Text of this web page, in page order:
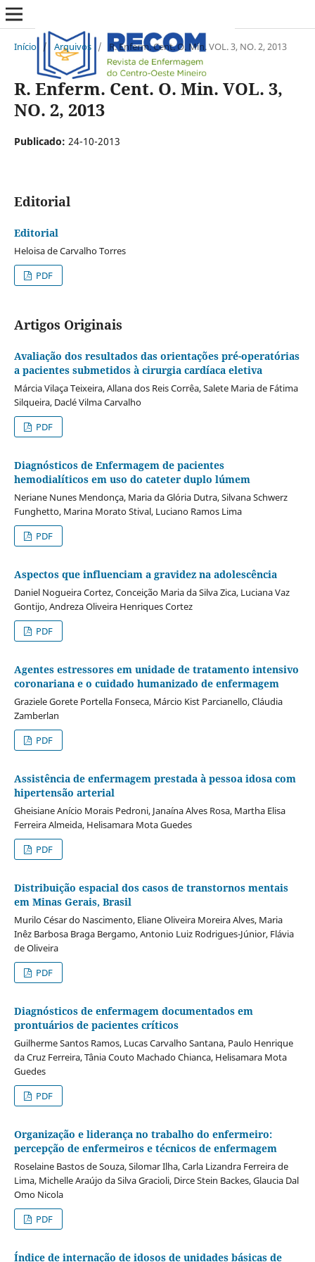
Início / Arquivos / R. Enferm. Cent. O. Min. VOL. 3, NO. 2, 2013
R. Enferm. Cent. O. Min. VOL. 3,
NO. 2, 2013
Publicado: 24-10-2013
Editorial
Editorial
Heloisa de Carvalho Torres
PDF
Artigos Originais
Avaliação dos resultados das orientações pré-operatórias
a pacientes submetidos à cirurgia cardíaca eletiva
Márcia Vilaça Teixeira, Allana dos Reis Corrêa, Salete Maria de Fátima
Silqueira, Daclé Vilma Carvalho
PDF
Diagnósticos de Enfermagem de pacientes
hemodialíticos em uso do cateter duplo lúmem
Neriane Nunes Mendonça, Maria da Glória Dutra, Silvana Schwerz
Funghetto, Marina Morato Stival, Luciano Ramos Lima
PDF
Aspectos que influenciam a gravidez na adolescência
Daniel Nogueira Cortez, Conceição Maria da Silva Zica, Luciana Vaz
Gontijo, Andreza Oliveira Henriques Cortez
PDF
Agentes estressores em unidade de tratamento intensivo
coronariana e o cuidado humanizado de enfermagem
Graziele Gorete Portella Fonseca, Márcio Kist Parcianello, Cláudia
Zamberlan
PDF
Assistência de enfermagem prestada à pessoa idosa com
hipertensão arterial
Gheisiane Anício Morais Pedroni, Janaína Alves Rosa, Martha Elisa
Ferreira Almeida, Helisamara Mota Guedes
PDF
Distribuição espacial dos casos de transtornos mentais
em Minas Gerais, Brasil
Murilo César do Nascimento, Eliane Oliveira Moreira Alves, Maria
Inêz Barbosa Braga Bergamo, Antonio Luiz Rodrigues-Júnior, Flávia
de Oliveira
PDF
Diagnósticos de enfermagem documentados em
prontuários de pacientes críticos
Guilherme Santos Ramos, Lucas Carvalho Santana, Paulo Henrique
da Cruz Ferreira, Tânia Couto Machado Chianca, Helisamara Mota
Guedes
PDF
Organização e liderança no trabalho do enfermeiro:
percepção de enfermeiros e técnicos de enfermagem
Roselaine Bastos de Souza, Silomar Ilha, Carla Lizandra Ferreira de
Lima, Michelle Araújo da Silva Gracioli, Dirce Stein Backes, Glaucia Dal
Omo Nicola
PDF
Índice de internação de idosos de unidades básicas de